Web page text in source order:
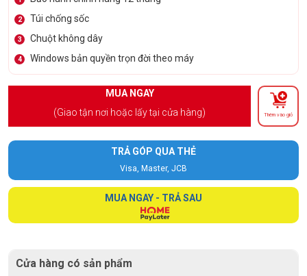
2 Túi chống sốc
3 Chuột không dây
4 Windows bản quyền trọn đời theo máy
MUA NGAY
(Giao tận nơi hoặc lấy tại cửa hàng)
Thêm vào giỏ
TRẢ GÓP QUA THẺ
Visa, Master, JCB
MUA NGAY - TRẢ SAU
Cửa hàng có sản phẩm